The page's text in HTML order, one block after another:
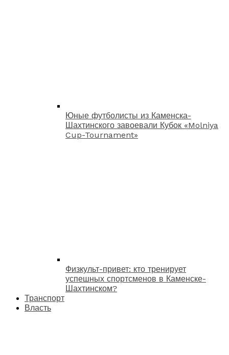
Юные футболисты из Каменска-
Шахтинского завоевали Кубок «Molniya
Cup-Tournament»
Физкульт-привет: кто тренирует
успешных спортсменов в Каменске-
Шахтинском?
Транспорт
Власть